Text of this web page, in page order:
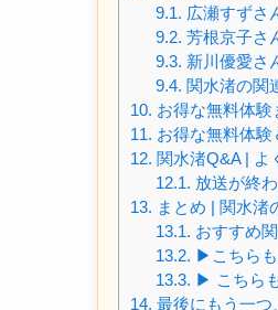
9.1. 広瀬すずさ
9.2. 芳根京子さ
9.3. 新川優愛さ
9.4. 関水渚の関
10. お得な無料体験
11. お得な無料体
12. 関水渚Q&A | よ
12.1. 放送が終
13. まとめ | 関水渚
13.1. おすすめ
13.2. ▶︎こちら
13.3. ▶ こちら
14. 最後にもう一つ